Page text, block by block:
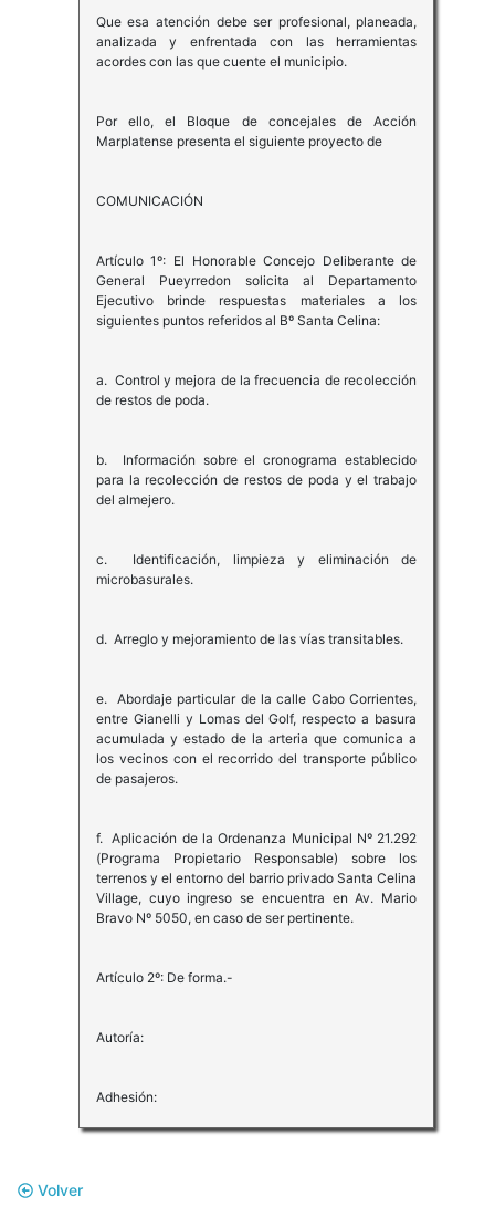
Que esa atención debe ser profesional, planeada,
analizada y enfrentada con las herramientas
acordes con las que cuente el municipio.
Por ello, el Bloque de concejales de Acción
Marplatense presenta el siguiente proyecto de
COMUNICACIÓN
Artículo 1º: El Honorable Concejo Deliberante de
General Pueyrredon solicita al Departamento
Ejecutivo brinde respuestas materiales a los
siguientes puntos referidos al Bº Santa Celina:
a. Control y mejora de la frecuencia de recolección
de restos de poda.
b. Información sobre el cronograma establecido
para la recolección de restos de poda y el trabajo
del almejero.
c. Identificación, limpieza y eliminación de
microbasurales.
d. Arreglo y mejoramiento de las vías transitables.
e. Abordaje particular de la calle Cabo Corrientes,
entre Gianelli y Lomas del Golf, respecto a basura
acumulada y estado de la arteria que comunica a
los vecinos con el recorrido del transporte público
de pasajeros.
f. Aplicación de la Ordenanza Municipal Nº 21.292
(Programa Propietario Responsable) sobre los
terrenos y el entorno del barrio privado Santa Celina
Village, cuyo ingreso se encuentra en Av. Mario
Bravo Nº 5050, en caso de ser pertinente.
Artículo 2º: De forma.-
Autoría:
Adhesión:
Volver